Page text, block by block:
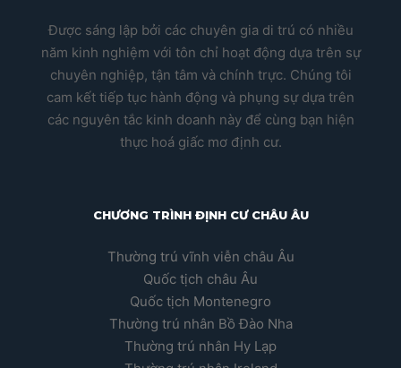
Được sáng lập bởi các chuyên gia di trú có nhiều
năm kinh nghiệm với tôn chỉ hoạt động dựa trên sự
chuyên nghiệp, tận tâm và chính trực. Chúng tôi
cam kết tiếp tục hành động và phụng sự dựa trên
các nguyên tắc kinh doanh này để cùng bạn hiện
thực hoá giấc mơ định cư.
CHƯƠNG TRÌNH ĐỊNH CƯ CHÂU ÂU
Thường trú vĩnh viễn châu Âu
Quốc tịch châu Âu
Quốc tịch Montenegro
Thường trú nhân Bồ Đào Nha
Thường trú nhân Hy Lạp